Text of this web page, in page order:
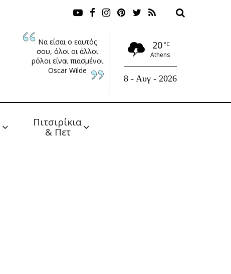
Να είσαι ο εαυτός
σου, όλοι οι άλλοι
ρόλοι είναι πιασμένοι
Oscar Wilde
20 °C
Athens
8 - Αυγ - 2026
Πιτσιρίκια
& Πετ